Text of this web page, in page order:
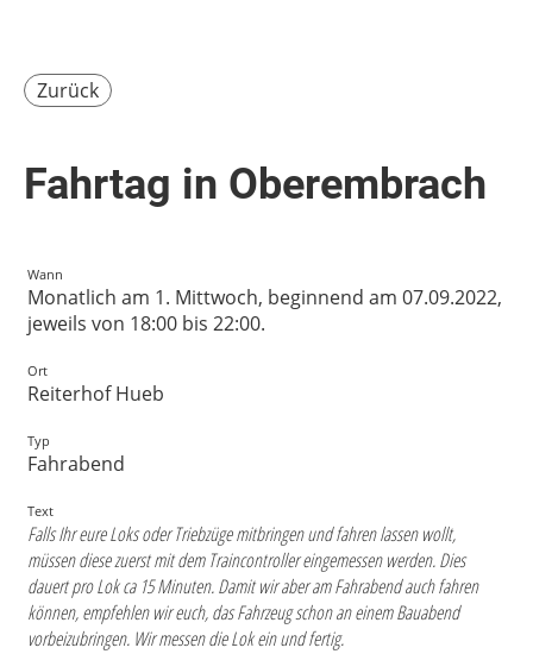
Zurück
Fahrtag in Oberembrach
Wann
Monatlich am 1. Mittwoch, beginnend am 07.09.2022,
jeweils von 18:00 bis 22:00.
Ort
Reiterhof Hueb
Typ
Fahrabend
Text
Falls Ihr eure Loks oder Triebzüge mitbringen und fahren lassen wollt,
müssen diese zuerst mit dem Traincontroller eingemessen werden. Dies
dauert pro Lok ca 15 Minuten. Damit wir aber am Fahrabend auch fahren
können, empfehlen wir euch, das Fahrzeug schon an einem Bauabend
vorbeizubringen. Wir messen die Lok ein und fertig.